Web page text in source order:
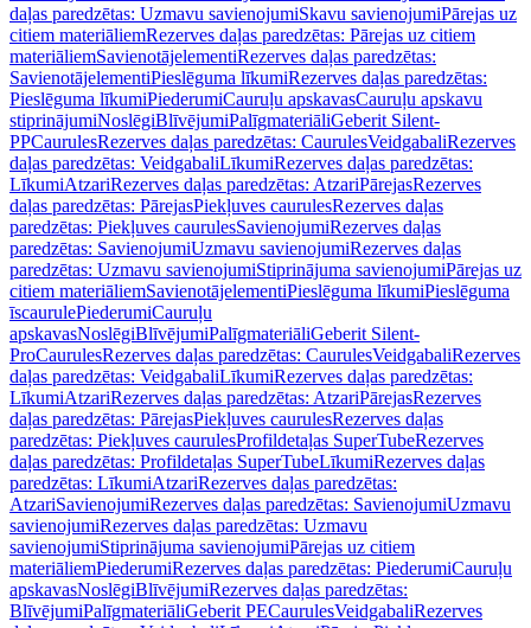
daļas paredzētas: Uzmavu savienojumiSkavu savienojumiPārejas uz
citiem materiāliemRezerves daļas paredzētas: Pārejas uz citiem
materiāliemSavienotājelementiRezerves daļas paredzētas:
SavienotājelementiPieslēguma līkumiRezerves daļas paredzētas:
Pieslēguma līkumiPiederumiCauruļu apskavasCauruļu apskavu
stiprinājumiNoslēgiBlīvējumiPalīgmateriāliGeberit Silent-
PPCaurulesRezerves daļas paredzētas: CaurulesVeidgabaliRezerves
daļas paredzētas: VeidgabaliLīkumiRezerves daļas paredzētas:
LīkumiAtzariRezerves daļas paredzētas: AtzariPārejasRezerves
daļas paredzētas: PārejasPiekļuves caurulesRezerves daļas
paredzētas: Piekļuves caurulesSavienojumiRezerves daļas
paredzētas: SavienojumiUzmavu savienojumiRezerves daļas
paredzētas: Uzmavu savienojumiStiprinājuma savienojumiPārejas uz
citiem materiāliemSavienotājelementiPieslēguma līkumiPieslēguma
īscaurulePiederumiCauruļu
apskavasNoslēgiBlīvējumiPalīgmateriāliGeberit Silent-
ProCaurulesRezerves daļas paredzētas: CaurulesVeidgabaliRezerves
daļas paredzētas: VeidgabaliLīkumiRezerves daļas paredzētas:
LīkumiAtzariRezerves daļas paredzētas: AtzariPārejasRezerves
daļas paredzētas: PārejasPiekļuves caurulesRezerves daļas
paredzētas: Piekļuves caurulesProfildetaļas SuperTubeRezerves
daļas paredzētas: Profildetaļas SuperTubeLīkumiRezerves daļas
paredzētas: LīkumiAtzariRezerves daļas paredzētas:
AtzariSavienojumiRezerves daļas paredzētas: SavienojumiUzmavu
savienojumiRezerves daļas paredzētas: Uzmavu
savienojumiStiprinājuma savienojumiPārejas uz citiem
materiāliemPiederumiRezerves daļas paredzētas: PiederumiCauruļu
apskavasNoslēgiBlīvējumiRezerves daļas paredzētas:
BlīvējumiPalīgmateriāliGeberit PECaurulesVeidgabaliRezerves